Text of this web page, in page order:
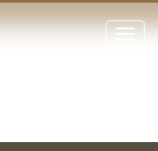
點
閉
停、
圖
圖
結